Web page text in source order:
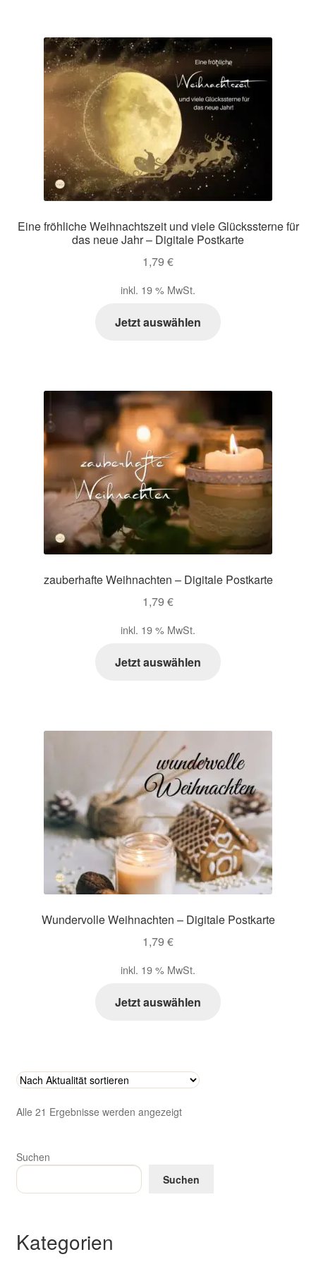
Eine fröhliche Weihnachtszeit und viele Glückssterne für
das neue Jahr – Digitale Postkarte
1,79 €
inkl. 19 % MwSt.
Jetzt auswählen
zauberhafte Weihnachten – Digitale Postkarte
1,79 €
inkl. 19 % MwSt.
Jetzt auswählen
Wundervolle Weihnachten – Digitale Postkarte
1,79 €
inkl. 19 % MwSt.
Jetzt auswählen
Alle 21 Ergebnisse werden angezeigtNach
Suchen
Suchen
Kategorien